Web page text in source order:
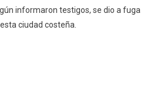
informaron testigos, se dio a fuga
ciudad costeña.